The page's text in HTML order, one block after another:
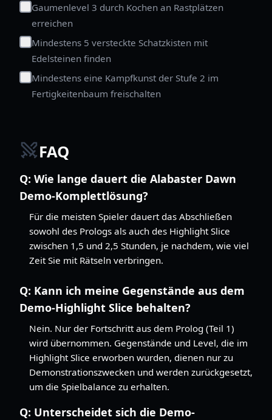
Gaumenlevel 3 durch Kochen an Rastplätzen
erreichen
Mindestens 5 versteckte Schatzkisten mit
Edelsteinen finden
Mindestens eine Kampfkunst der Stufe 2 im
Fertigkeitenbaum freischalten
FAQ
Q: Wie lange dauert die Alabaster Dawn
Demo-Komplettlösung?
Für die meisten Spieler dauert das Abschließen
sowohl des Prologs als auch des Highlight Slice
zwischen 1,5 und 2,5 Stunden, je nachdem, wie viel
Zeit Sie mit Rätseln verbringen.
Q: Kann ich meine Gegenstände aus dem
Demo-Highlight Slice behalten?
Nein. Nur der Fortschritt aus dem Prolog (Teil 1)
wird übernommen. Gegenstände und Level, die im
Highlight Slice erworben wurden, dienen nur zu
Demonstrationszwecken und werden zurückgesetzt,
um die Spielbalance zu erhalten.
Q: Unterscheidet sich die Demo-